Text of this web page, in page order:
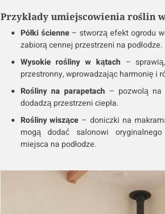
Przykłady umiejscowienia roślin
Półki ścienne– stworzą efekt ogrodu
zabiorą cennej przestrzeni na podłodze.
Wysokie rośliny w kątach–
przestronny, wprowadzając harmonię i
Rośliny na parapetach– pozwolą na
dodadzą przestrzeni ciepła.
Rośliny wiszące – doniczki na
mogą dodać salonowi
miejsca na podłodze.